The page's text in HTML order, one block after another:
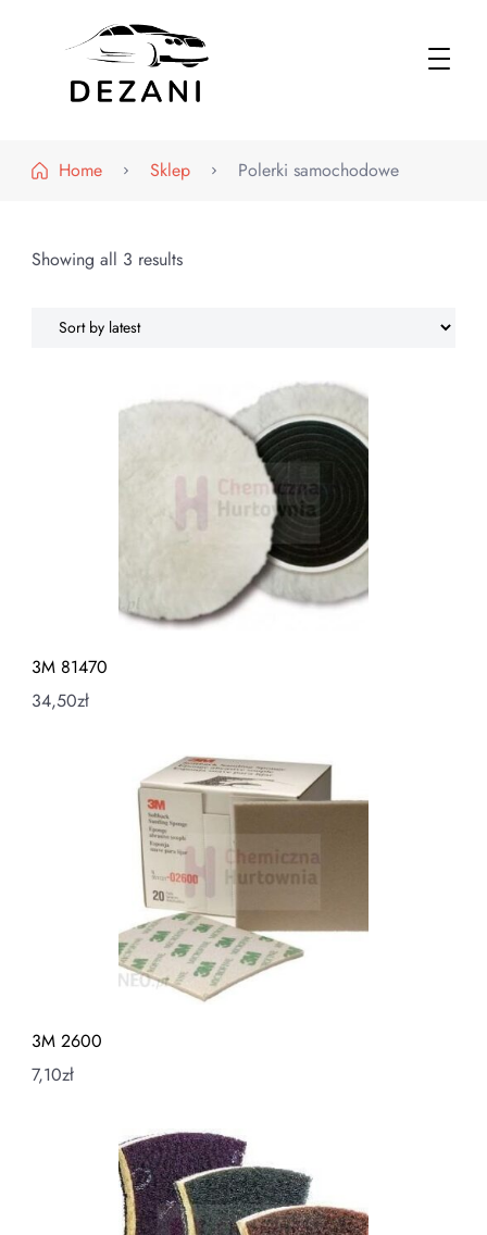
Home
Sklep Polerki samochodowe
Showing all 3 results
3M 81470
34,50zł
3M 2600
7,10zł